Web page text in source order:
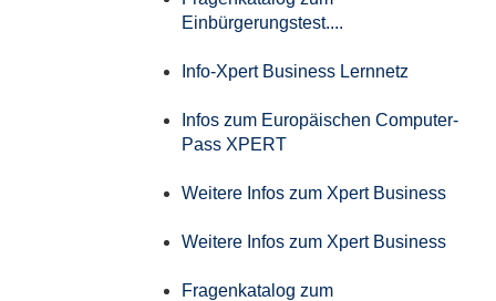
Einbürgerungstest....
Info-Xpert Business Lernnetz
Infos zum Europäischen Computer-
Pass XPERT
Weitere Infos zum Xpert Business
Weitere Infos zum Xpert Business
Fragenkatalog zum